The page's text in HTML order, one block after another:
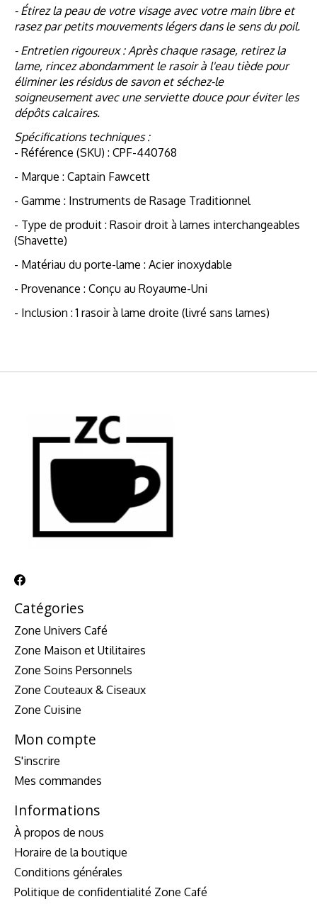
- Étirez la peau de votre visage avec votre main libre et
rasez par petits mouvements légers dans le sens du poil.
- Entretien rigoureux : Après chaque rasage, retirez la
lame, rincez abondamment le rasoir à l'eau tiède pour
éliminer les résidus de savon et séchez-le
soigneusement avec une serviette douce pour éviter les
dépôts calcaires.
Spécifications techniques :
- Référence (SKU) : CPF-440768
- Marque : Captain Fawcett
- Gamme : Instruments de Rasage Traditionnel
- Type de produit : Rasoir droit à lames interchangeables
(Shavette)
- Matériau du porte-lame : Acier inoxydable
- Provenance : Conçu au Royaume-Uni
- Inclusion : 1 rasoir à lame droite (livré sans lames)
Catégories
Zone Univers Café
Zone Maison et Utilitaires
Zone Soins Personnels
Zone Couteaux & Ciseaux
Zone Cuisine
Mon compte
S'inscrire
Mes commandes
Informations
À propos de nous
Horaire de la boutique
Conditions générales
Politique de confidentialité Zone Café